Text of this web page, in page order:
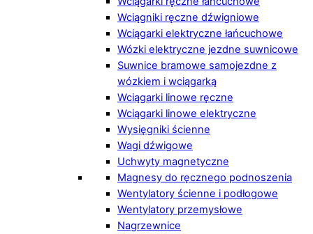
Wciągniki ręczne dźwigniowe
Wciągarki elektryczne łańcuchowe
Wózki elektryczne jezdne suwnicowe
Suwnice bramowe samojezdne z
wózkiem i wciągarką
Wciągarki linowe ręczne
Wciągarki linowe elektryczne
Wysięgniki ścienne
Wagi dźwigowe
Uchwyty magnetyczne
Magnesy do ręcznego podnoszenia
Wentylatory ścienne i podłogowe
Wentylatory przemysłowe
Nagrzewnice